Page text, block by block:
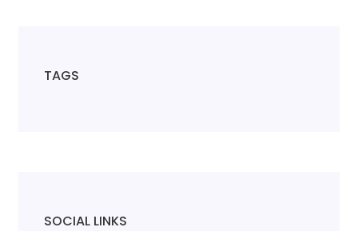
TAGS
SOCIAL LINKS